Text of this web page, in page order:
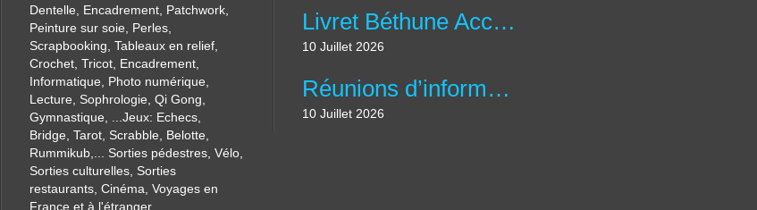
Dentelle, Encadrement, Patchwork,
Peinture sur soie, Perles,
Scrapbooking, Tableaux en relief,
Crochet, Tricot, Encadrement,
Informatique, Photo numérique,
Lecture, Sophrologie, Qi Gong,
Gymnastique, ...Jeux: Echecs,
Bridge, Tarot, Scrabble, Belotte,
Rummikub,... Sorties pédestres, Vélo,
Sorties culturelles, Sorties
restaurants, Cinéma, Voyages en
France et à l'étranger....
Livret Béthune Accueil N°60: Avril – Mai - Juin 2026
10 Juillet 2026
Réunions d’information "Ateliers Informatique & IA" à la Charité.
10 Juillet 2026